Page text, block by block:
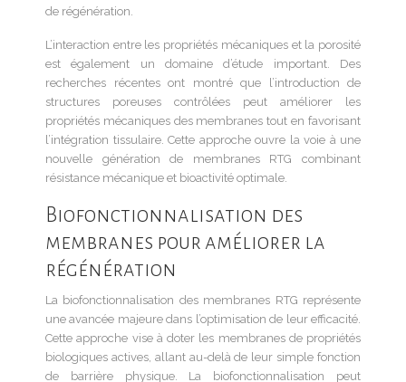
de régénération.
L’interaction entre les propriétés mécaniques et la porosité
est également un domaine d’étude important. Des
recherches récentes ont montré que l’introduction de
structures poreuses contrôlées peut améliorer les
propriétés mécaniques des membranes tout en favorisant
l’intégration tissulaire. Cette approche ouvre la voie à une
nouvelle génération de membranes RTG combinant
résistance mécanique et bioactivité optimale.
Biofonctionnalisation des
membranes pour améliorer la
régénération
La biofonctionnalisation des membranes RTG représente
une avancée majeure dans l’optimisation de leur efficacité.
Cette approche vise à doter les membranes de propriétés
biologiques actives, allant au-delà de leur simple fonction
de barrière physique. La biofonctionnalisation peut